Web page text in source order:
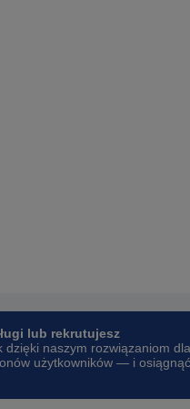
lub rekrutujesz
dzięki naszym rozwiązaniom dla
użytkowników — i osiągnąć